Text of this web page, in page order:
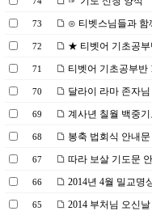
73 ⊙ 티벳스님들과 함
72 ★ 티벳어 기초공부
71 티벳어 기초공부반
70 달라이 라마 존자
69 계사년 칠월 백중
68 봉축 법회식 안내문
67 따라 보살 기도문
66 2014년 4월 밀교명
65 2014 부처님 오신